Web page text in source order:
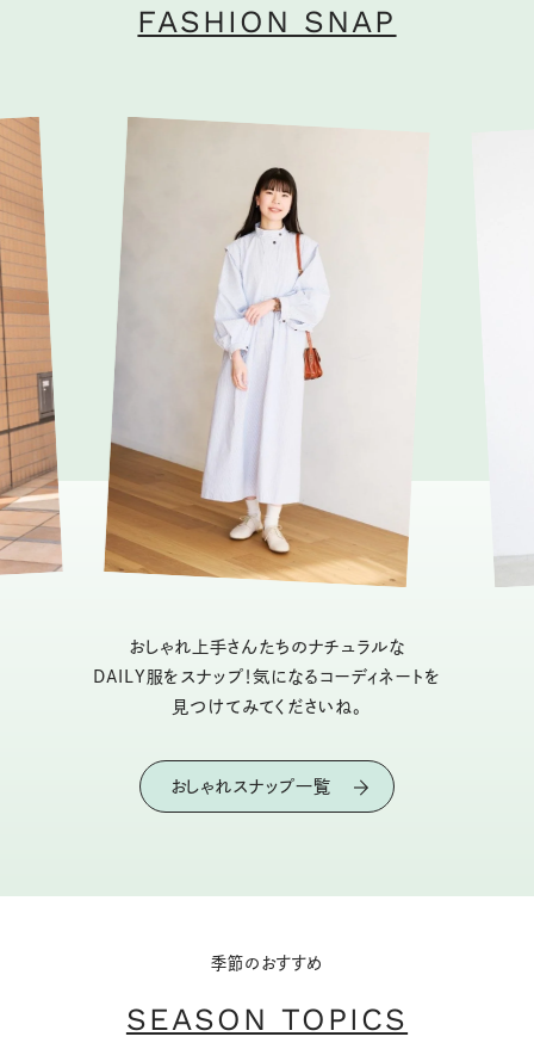
FASHION SNAP
おしゃれ上手さんたちのナチュラルな
DAILY服をスナップ！気になるコーディネートを
見つけてみてくださいね。
おしゃれスナップ一覧
季節のおすすめ
SEASON TOPICS